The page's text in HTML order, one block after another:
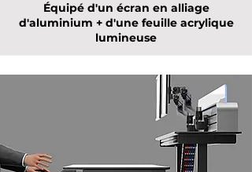
Équipé d'un écran en alliage
d'aluminium + d'une feuille acrylique
lumineuse